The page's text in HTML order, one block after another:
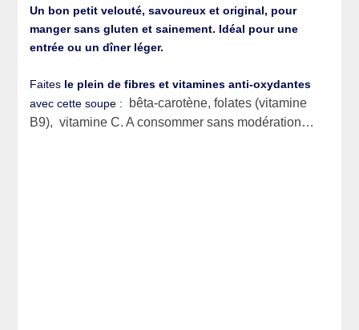
Un bon petit velouté, savoureux et original, pour
manger sans gluten et sainement. Idéal pour une
entrée ou un dîner léger.
Faites le plein de fibres et vitamines anti-oxydantes
avec cette soupe :
bêta-carotène, folates (vitamine
B9), vitamine C. A consommer sans modération…